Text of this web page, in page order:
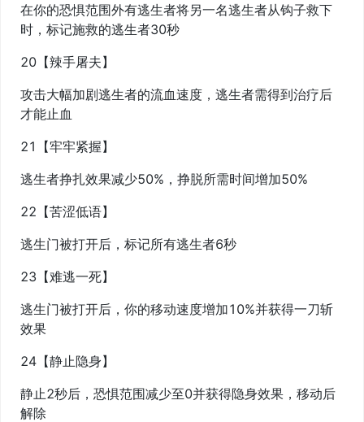
在你的恐惧范围外有逃生者将另一名逃生者从钩子救下
时，标记施救的逃生者30秒
20【辣手屠夫】
攻击大幅加剧逃生者的流血速度，逃生者需得到治疗后
才能止血
21【牢牢紧握】
逃生者挣扎效果减少50%，挣脱所需时间增加50%
22【苦涩低语】
逃生门被打开后，标记所有逃生者6秒
23【难逃一死】
逃生门被打开后，你的移动速度增加10%并获得一刀斩
效果
24【静止隐身】
静止2秒后，恐惧范围减少至0并获得隐身效果，移动后
解除